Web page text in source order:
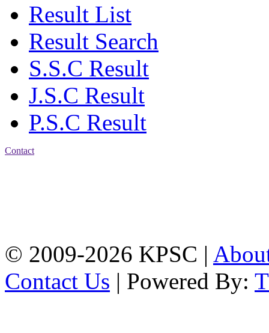
Result List
Result Search
S.S.C Result
J.S.C Result
P.S.C Result
Contact
© 2009-2026 KPSC |
Contact Us | Powered By: